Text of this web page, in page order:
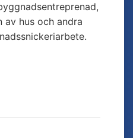
hus och andra